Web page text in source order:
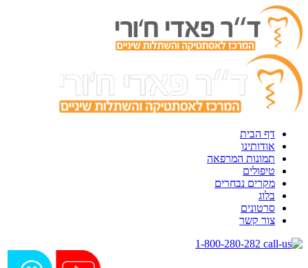
דף הבית
אודותינו
תמונות המרפאה
טיפולים
מקרים נבחרים
בלוג
סרטונים
צור קשר
1-800-280-282